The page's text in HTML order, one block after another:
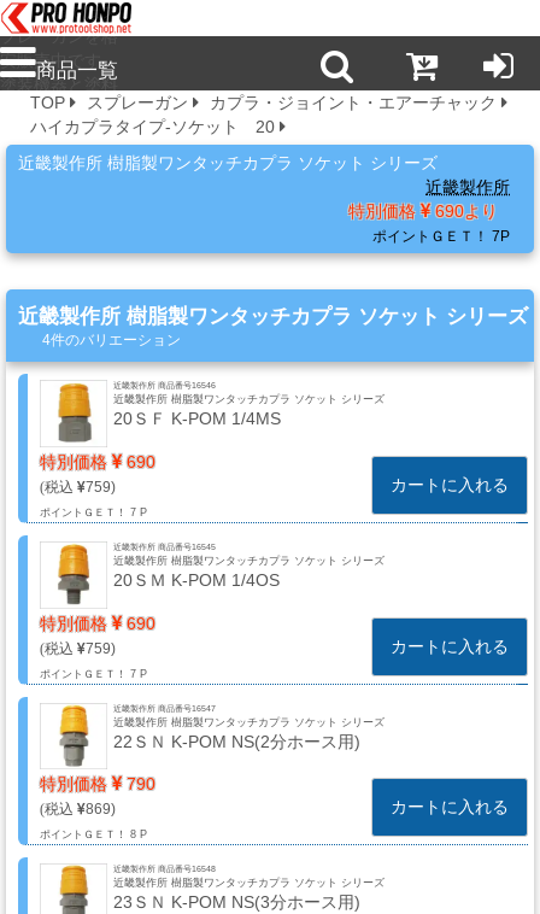
新
商
目
商
品
料・
溶
剤・
ケ
ル
用
品
ゴ
ー
ル
ド
プロ本舗ではス
プレーガンを格
安販売中です。
塗装機器と塗料
の販売は京都の
プロホンポで！
商品一覧
TOP スプレーガン
カプラ・ジョイント・エアーチャック
ハイカプラタイプ-ソケット 20
近畿製作所 樹脂製ワンタッチカプラ ソケット シリーズ
近畿製作所
特別価格
690より
ポイントＧＥＴ！ 7P
近畿製作所 樹脂製ワンタッチカプラ ソケット シリーズ
4件のバリエーション
近畿製作所 商品番号16546
近畿製作所 樹脂製ワンタッチカプラ ソケット シリーズ
20ＳＦ K-POM 1/4MS
特別価格 690
759
ポイントＧＥＴ！ 7 P
カートに入れる
近畿製作所 商品番号16545
近畿製作所 樹脂製ワンタッチカプラ ソケット シリーズ
20ＳＭ K-POM 1/4OS
特別価格 690
759
ポイントＧＥＴ！ 7 P
カートに入れる
近畿製作所 商品番号16547
近畿製作所 樹脂製ワンタッチカプラ ソケット シリーズ
22ＳＮ K-POM NS(2分ホース用)
特別価格 790
869
ポイントＧＥＴ！ 8 P
カートに入れる
近畿製作所 商品番号16548
近畿製作所 樹脂製ワンタッチカプラ ソケット シリーズ
23ＳＮ K-POM NS(3分ホース用)